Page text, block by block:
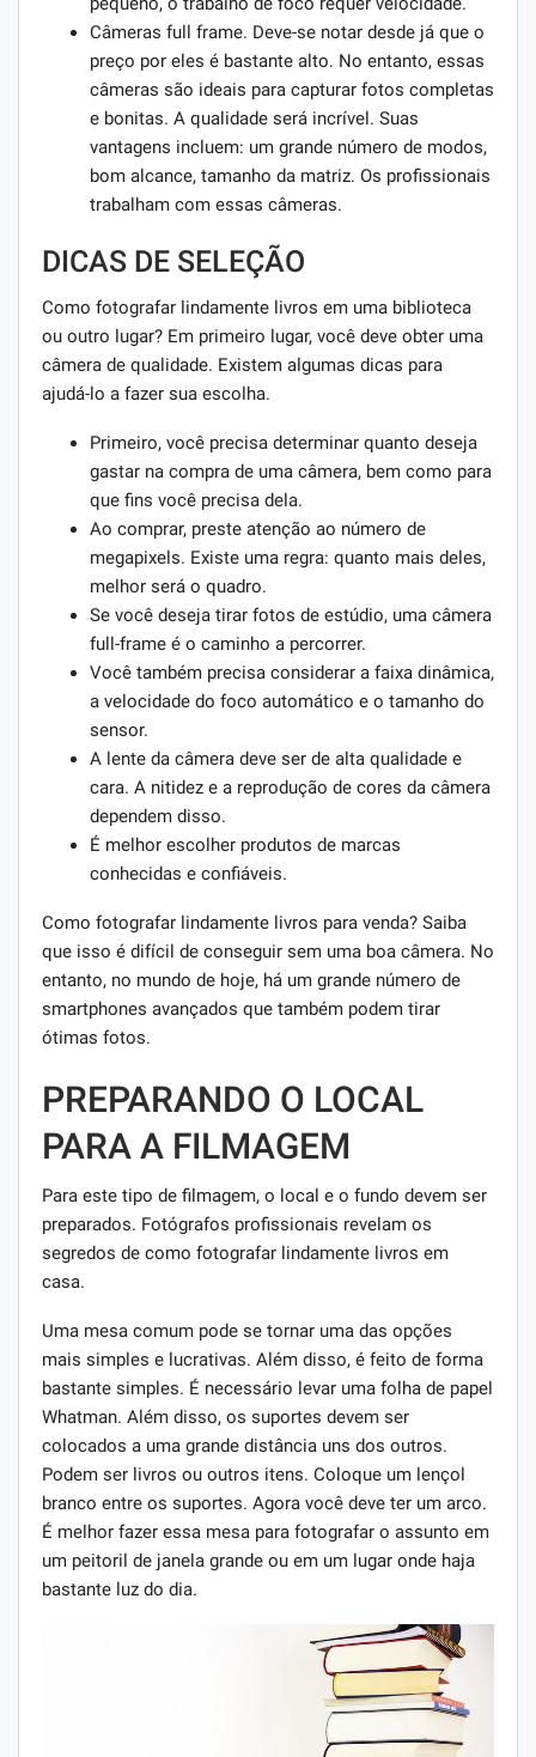
Câmeras full frame. Deve-se notar desde já que o
preço por eles é bastante alto. No entanto, essas
câmeras são ideais para capturar fotos completas
e bonitas. A qualidade será incrível. Suas
vantagens incluem: um grande número de modos,
bom alcance, tamanho da matriz. Os profissionais
trabalham com essas câmeras.
DICAS DE SELEÇÃO
Como fotografar lindamente livros em uma biblioteca
ou outro lugar? Em primeiro lugar, você deve obter uma
câmera de qualidade. Existem algumas dicas para
ajudá-lo a fazer sua escolha.
Primeiro, você precisa determinar quanto deseja
gastar na compra de uma câmera, bem como para
que fins você precisa dela.
Ao comprar, preste atenção ao número de
megapixels. Existe uma regra: quanto mais deles,
melhor será o quadro.
Se você deseja tirar fotos de estúdio, uma câmera
full-frame é o caminho a percorrer.
Você também precisa considerar a faixa dinâmica,
a velocidade do foco automático e o tamanho do
sensor.
A lente da câmera deve ser de alta qualidade e
cara. A nitidez e a reprodução de cores da câmera
dependem disso.
É melhor escolher produtos de marcas
conhecidas e confiáveis.
Como fotografar lindamente livros para venda? Saiba
que isso é difícil de conseguir sem uma boa câmera. No
entanto, no mundo de hoje, há um grande número de
smartphones avançados que também podem tirar
ótimas fotos.
PREPARANDO O LOCAL
PARA A FILMAGEM
Para este tipo de filmagem, o local e o fundo devem ser
preparados. Fotógrafos profissionais revelam os
segredos de como fotografar lindamente livros em
casa.
Uma mesa comum pode se tornar uma das opções
mais simples e lucrativas. Além disso, é feito de forma
bastante simples. É necessário levar uma folha de papel
Whatman. Além disso, os suportes devem ser
colocados a uma grande distância uns dos outros.
Podem ser livros ou outros itens. Coloque um lençol
branco entre os suportes. Agora você deve ter um arco.
É melhor fazer essa mesa para fotografar o assunto em
um peitoril de janela grande ou em um lugar onde haja
bastante luz do dia.